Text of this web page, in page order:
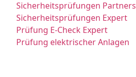
Sicherheitsprüfungen Partners
Sicherheitsprüfungen Expert
Prüfung E-Check Expert
Prüfung elektrischer Anlagen